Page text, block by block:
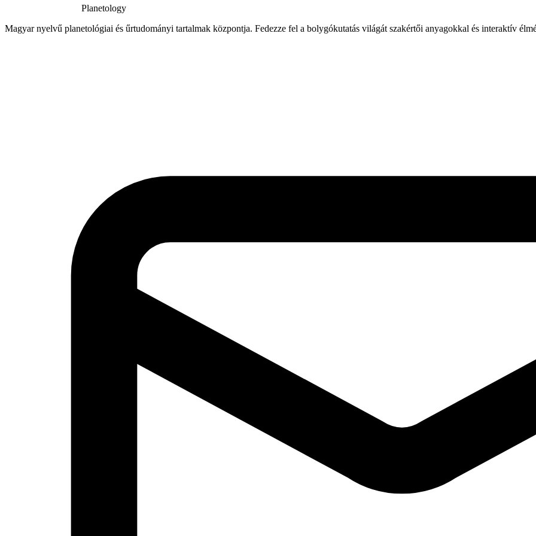
Planetology
Magyar nyelvű planetológiai és űrtudományi tartalmak központja. Fedezze fel a bolygókutatás világát szakértői anyagokkal és interaktív